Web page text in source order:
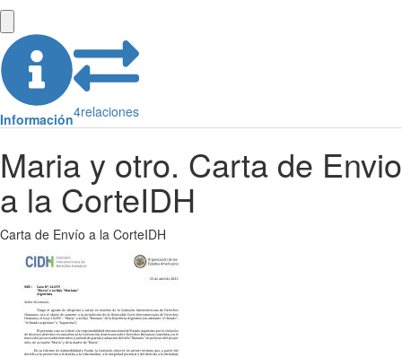
Información4relaciones
Maria y otro. Carta de Envio
a la CorteIDH
Carta de Envío a la CorteIDH